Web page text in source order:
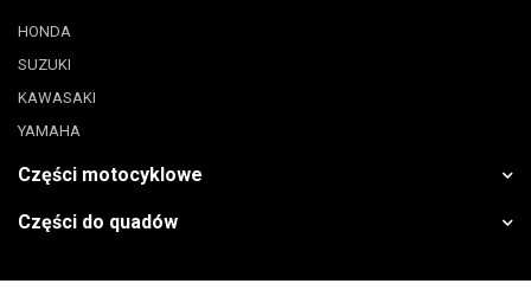
HONDA
SUZUKI
KAWASAKI
YAMAHA
Części motocyklowe
Części do quadów